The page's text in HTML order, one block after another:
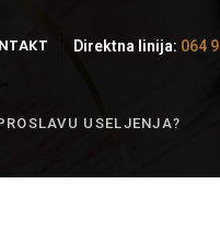
Direktna linija: 064
USELJENJA?